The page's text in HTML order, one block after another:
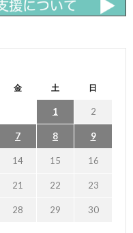
金 土 日
1 2
7 8 9
14 15 16
21 22 23
28 29 30